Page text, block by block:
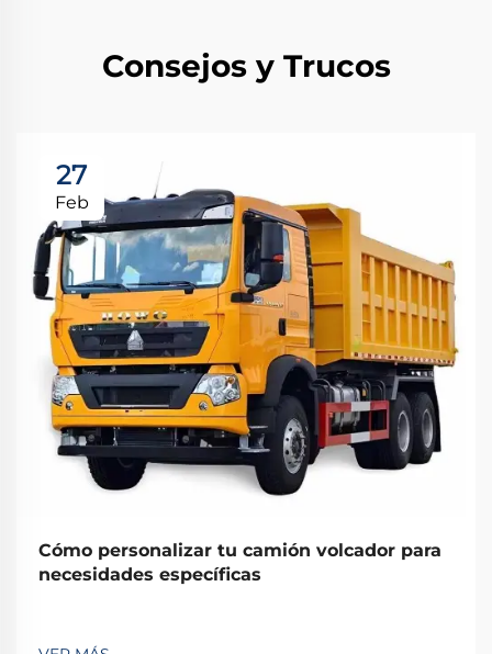
Consejos y Trucos
27
Feb
Cómo personalizar tu camión volcador para
necesidades específicas